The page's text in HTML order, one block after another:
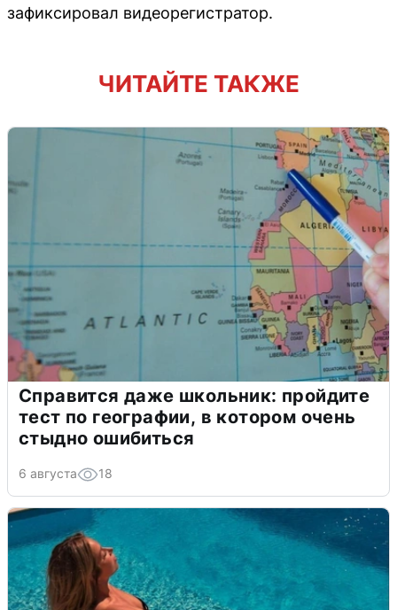
зафиксировал видеорегистратор.
ЧИТАЙТЕ ТАКЖЕ
Справится даже школьник: пройдите
тест по географии, в котором очень
стыдно ошибиться
6 августа 18